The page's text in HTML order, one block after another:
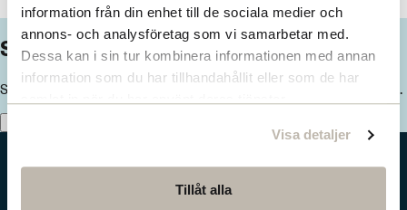
information från din enhet till de sociala medier och
annons- och analysföretag som vi samarbetar med.
Dessa kan i sin tur kombinera informationen med annan
information som du har tillhandahållit eller som de har
Visa detaljer
Tillåt alla
Subscribe to our Newsletter
Stay updated with our latest insights, seminars and research news.